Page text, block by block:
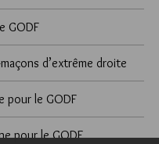
GODF
d’extrême droite
pour le GODF
pour le GODF